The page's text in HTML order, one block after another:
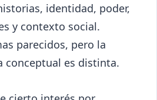
identidad, poder,
y contexto social.
parecidos, pero la
conceptual es distinta.